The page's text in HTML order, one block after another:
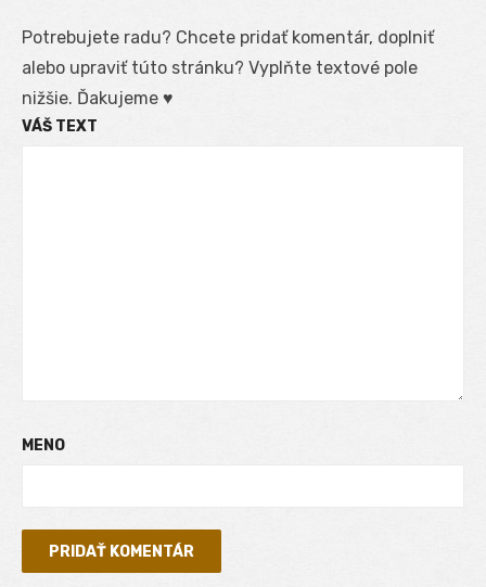
Potrebujete radu? Chcete pridať komentár, doplniť
alebo upraviť túto stránku? Vyplňte textové pole
nižšie. Ďakujeme ♥
VÁŠ TEXT
MENO